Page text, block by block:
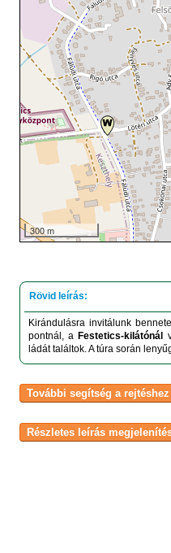
300 m
Kirándulásra invitálunk
pontnál, a Festetics-kilátónál
ládát találtok. A túra során